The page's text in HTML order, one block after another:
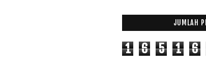
JUMLAH
1 6 5 1 6